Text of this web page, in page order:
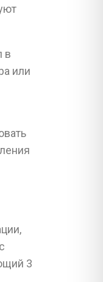
в
или
3